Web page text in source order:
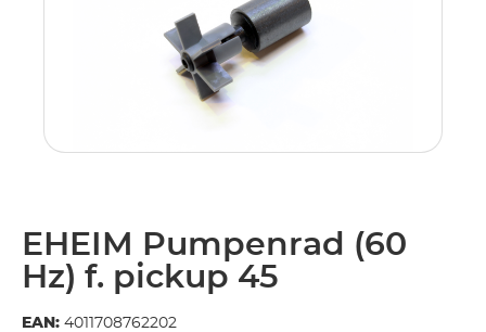
EHEIM Pumpenrad (60
Hz) f. pickup 45
EAN: 4011708762202